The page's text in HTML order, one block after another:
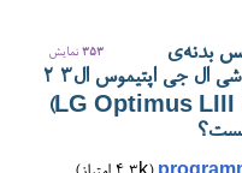
353 نمایش
بدنه‌ی
گوشی ال جی اپتیموس ال۳ ۲
(LG Optimus LIII 2)